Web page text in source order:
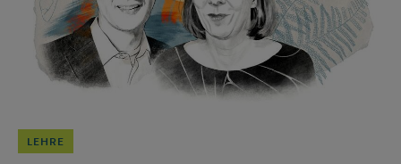
LEHRE